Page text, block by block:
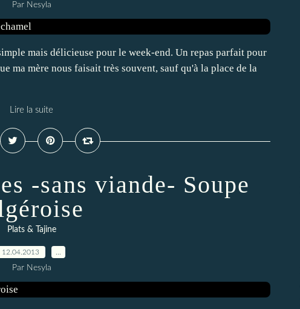
Par Nesyla
mais délicieuse pour le week-end. Un repas parfait pour
ma mère nous faisait très souvent, sauf qu'à la place de la
Lire la suite
-sans viande- Soupe
Plats & Tajine
12.04.2013
Par Nesyla